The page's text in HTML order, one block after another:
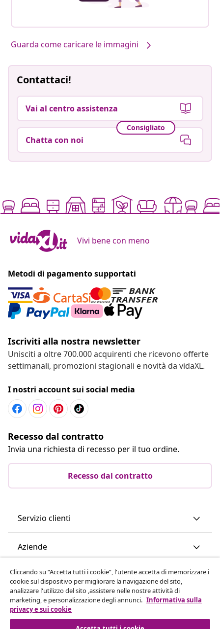
Guarda come caricare le immagini
Contattaci!
Vai al centro assistenza
Consigliato
Chatta con noi
Vivi bene con meno
Metodi di pagamento supportati
Iscriviti alla nostra newsletter
Unisciti a oltre 700.000 acquirenti che ricevono offerte
settimanali, promozioni stagionali e novità da vidaXL.
I nostri account sui social media
Recesso dal contratto
Invia una richiesta di recesso per il tuo ordine.
Recesso dal contratto
Servizio clienti
Aziende
vidaXL
Scopri di più
Cliccando su “Accetta tutti i cookie”, l'utente accetta di memorizzare i
cookie sul dispositivo per migliorare la navigazione del sito,
analizzare l'utilizzo del sito ,assistere nelle nostre attività di
marketing, e personalizzazione degli annunci. Informativa sulla
privacy e sui cookie